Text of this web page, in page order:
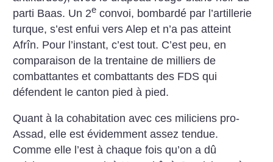
parti Baas. Un 2e convoi, bombardé par l’artillerie
turque, s’est enfui vers Alep et n’a pas atteint
Afrîn. Pour l’instant, c’est tout. C’est peu, en
comparaison de la trentaine de milliers de
combattantes et combattants des FDS qui
défendent le canton pied à pied.
Quant à la cohabitation avec ces miliciens pro-
Assad, elle est évidemment assez tendue.
Comme elle l’est à chaque fois qu’on a dû